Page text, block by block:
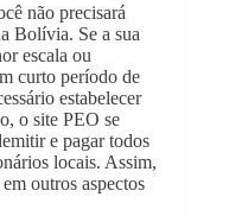
não precisará
Bolívia. Se a sua
escala ou
curto período de
estabelecer
o site PEO se
e pagar todos
locais. Assim,
outros aspectos